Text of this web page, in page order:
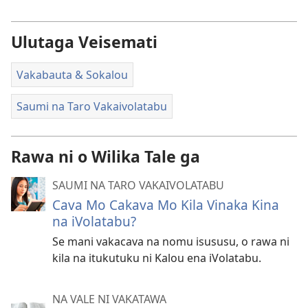
Ulutaga Veisemati
Vakabauta & Sokalou
Saumi na Taro Vakaivolatabu
Rawa ni o Wilika Tale ga
SAUMI NA TARO VAKAIVOLATABU
Cava Mo Cakava Mo Kila Vinaka Kina
na iVolatabu?
Se mani vakacava na nomu isususu, o rawa ni
kila na itukutuku ni Kalou ena iVolatabu.
NA VALE NI VAKATAWA